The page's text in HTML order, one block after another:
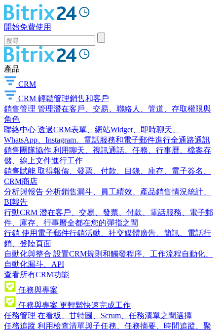
開始免費使用
產品
CRM
CRM 輕鬆管理銷售和客戶
銷售管理 管理潛在客戶、交易、聯絡人、管道、存取權限與
角色
聯絡中心 透過CRM表單、網站Widget、即時聊天、
WhatsApp、Instagram、電話服務和電子郵件進行全通路通訊
銷售團隊協作 利用聊天、視訊通話、任務、行事曆、檔案存
儲、線上文件進行工作
銷售賦能 取得報價、發票、付款、目錄、庫存、電子簽名、
CRM商店
分析與報告 分析銷售漏斗、員工績效、產品銷售情況統計、
BI報告
行動CRM 潛在客戶、交易、發票、付款、電話服務、電子郵
件、庫存、行事曆全都在您的彈指之間
行銷 使用電子郵件行銷活動、社交媒體廣告、簡訊、電話行
銷、登陸頁面
自動化與整合 設置CRM規則和觸發程序、工作流程自動化、
自動化漏斗、API
查看所有CRM功能
任務與專案
任務與專案 更輕鬆快速完成工作
任務管理 在看板、甘特圖、Scrum、任務清單之間選擇
任務追蹤 利用檢查清單與子任務、任務摘要、時間追蹤、聚